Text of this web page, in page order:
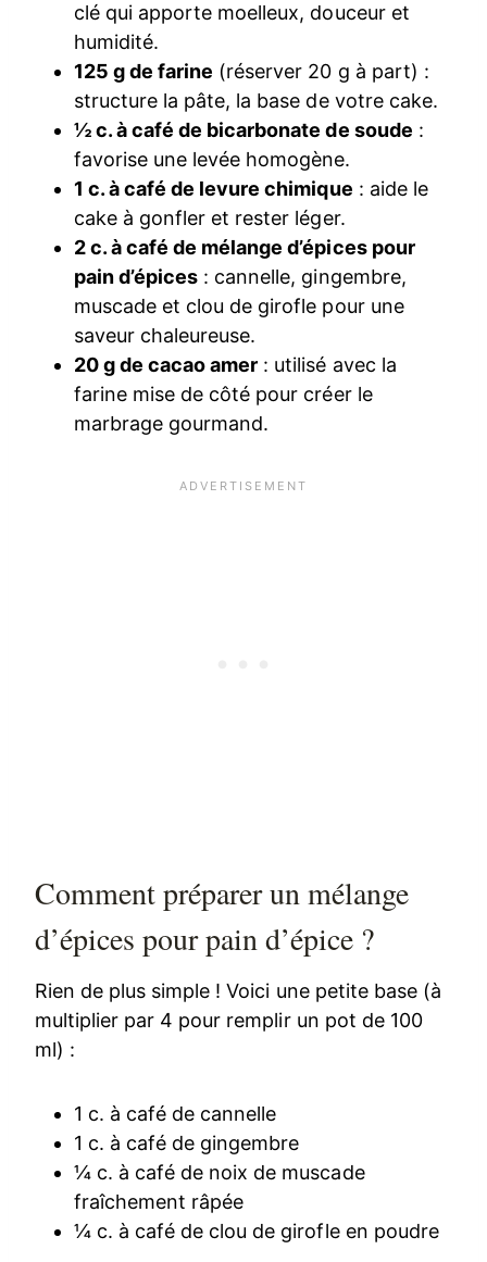
clé qui apporte moelleux, douceur et
humidité.
125 g de farine (réserver 20 g à part) :
structure la pâte, la base de votre cake.
½ c. à café de bicarbonate de soude :
favorise une levée homogène.
1 c. à café de levure chimique : aide le
cake à gonfler et rester léger.
2 c. à café de mélange d’épices pour
pain d’épices : cannelle, gingembre,
muscade et clou de girofle pour une
saveur chaleureuse.
20 g de cacao amer : utilisé avec la
farine mise de côté pour créer le
marbrage gourmand.
Comment préparer un mélange
d’épices pour pain d’épice ?
Rien de plus simple ! Voici une petite base (à
multiplier par 4 pour remplir un pot de 100
ml) :
1 c. à café de cannelle
1 c. à café de gingembre
¼ c. à café de noix de muscade
fraîchement râpée
¼ c. à café de clou de girofle en poudre